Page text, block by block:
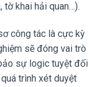
tờ khai hải quan…).
công tác là cực kỳ
sẽ đóng vai trò
sự logic tuyệt đối
trình xét duyệt